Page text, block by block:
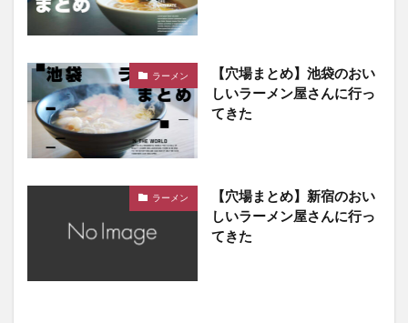
ラーメン
【穴場まとめ】池袋のおい
しいラーメン屋さんに行っ
てきた
ラーメン
【穴場まとめ】新宿のおい
しいラーメン屋さんに行っ
てきた